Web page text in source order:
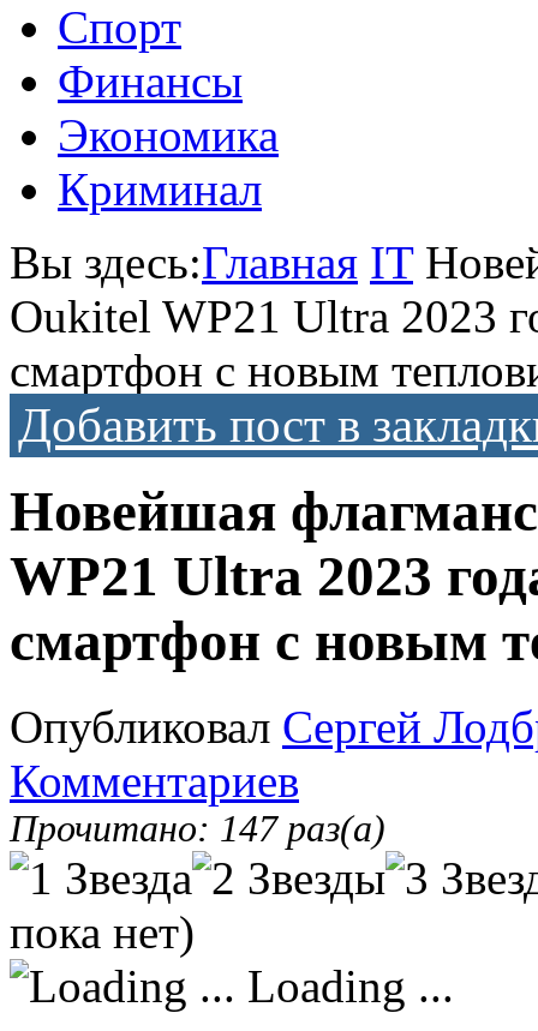
Спорт
Финансы
Экономика
Криминал
Вы здесь:Главная IT
Oukitel WP21 Ultra 2023
смартфон с новым
Добавить пост в
Новейшая
WP21 Ultra 2023
смартфон с новым
Опубликовал Сергей
Комментариев
Прочитано: 147 раз(а)
пока нет)
Loading ...